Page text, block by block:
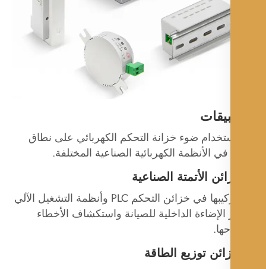
ضوء خزانة التحكم الكهربائي على نطاق
الأنظمة الكهربائية الصناعية المختلفة.
يتم تركيبها في خزائن التحكم PLC وأنظمة التشغيل الآلي
الإضاءة الداخلية للصيانة واستكشاف الأخطاء